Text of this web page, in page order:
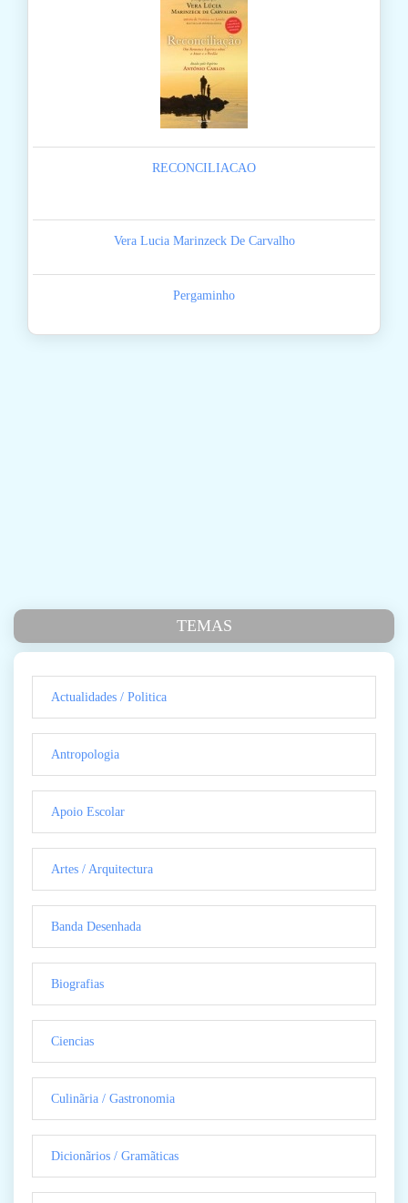
RECONCILIACAO
Vera Lucia Marinzeck De Carvalho
Pergaminho
TEMAS
Actualidades / Politica
Antropologia
Apoio Escolar
Artes / Arquitectura
Banda Desenhada
Biografias
Ciencias
Culinãria / Gastronomia
Dicionãrios / Gramãticas